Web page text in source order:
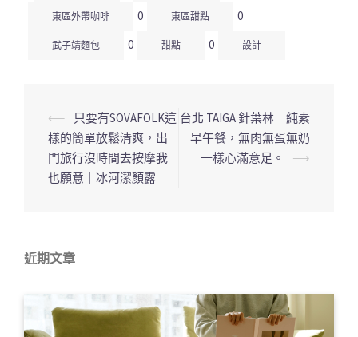
東區外帶咖啡 0 東區甜點 0
武子靖麵包 0 甜點 0 設計
文
章
導
⟵
只要有SOVAFOLK這
樣的簡單放鬆清爽，出
門旅行沒時間去按摩我
也願意｜冰河潔顏露
台北 TAIGA 針葉林｜純素
早午餐，無肉無蛋無奶
一樣心滿意足。
⟶
近期文章